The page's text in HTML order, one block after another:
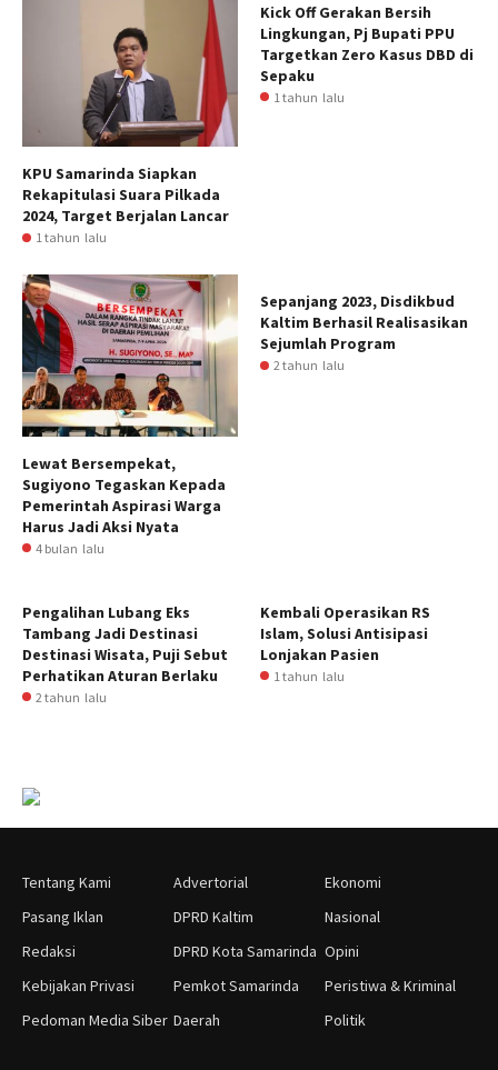
KPU Samarinda Siapkan
Rekapitulasi Suara Pilkada
2024, Target Berjalan Lancar
1 tahun lalu
Kick Off Gerakan Bersih
Lingkungan, Pj Bupati PPU
Targetkan Zero Kasus DBD di
Sepaku
1 tahun lalu
Lewat Bersempekat,
Sugiyono Tegaskan Kepada
Pemerintah Aspirasi Warga
Harus Jadi Aksi Nyata
4 bulan lalu
Sepanjang 2023, Disdikbud
Kaltim Berhasil Realisasikan
Sejumlah Program
2 tahun lalu
Pengalihan Lubang Eks
Tambang Jadi Destinasi
Destinasi Wisata, Puji Sebut
Perhatikan Aturan Berlaku
2 tahun lalu
Kembali Operasikan RS
Islam, Solusi Antisipasi
Lonjakan Pasien
1 tahun lalu
Tentang Kami
Pasang Iklan
Redaksi
Kebijakan Privasi
Pedoman Media Siber
Advertorial
DPRD Kaltim
DPRD Kota Samarinda
Pemkot Samarinda
Daerah
Ekonomi
Nasional
Opini
Peristiwa & Kriminal
Politik